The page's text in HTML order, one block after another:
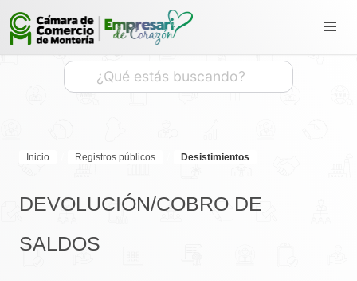
Inicio Registros públicos Desistimientos
DEVOLUCIÓN/COBRO DE
SALDOS